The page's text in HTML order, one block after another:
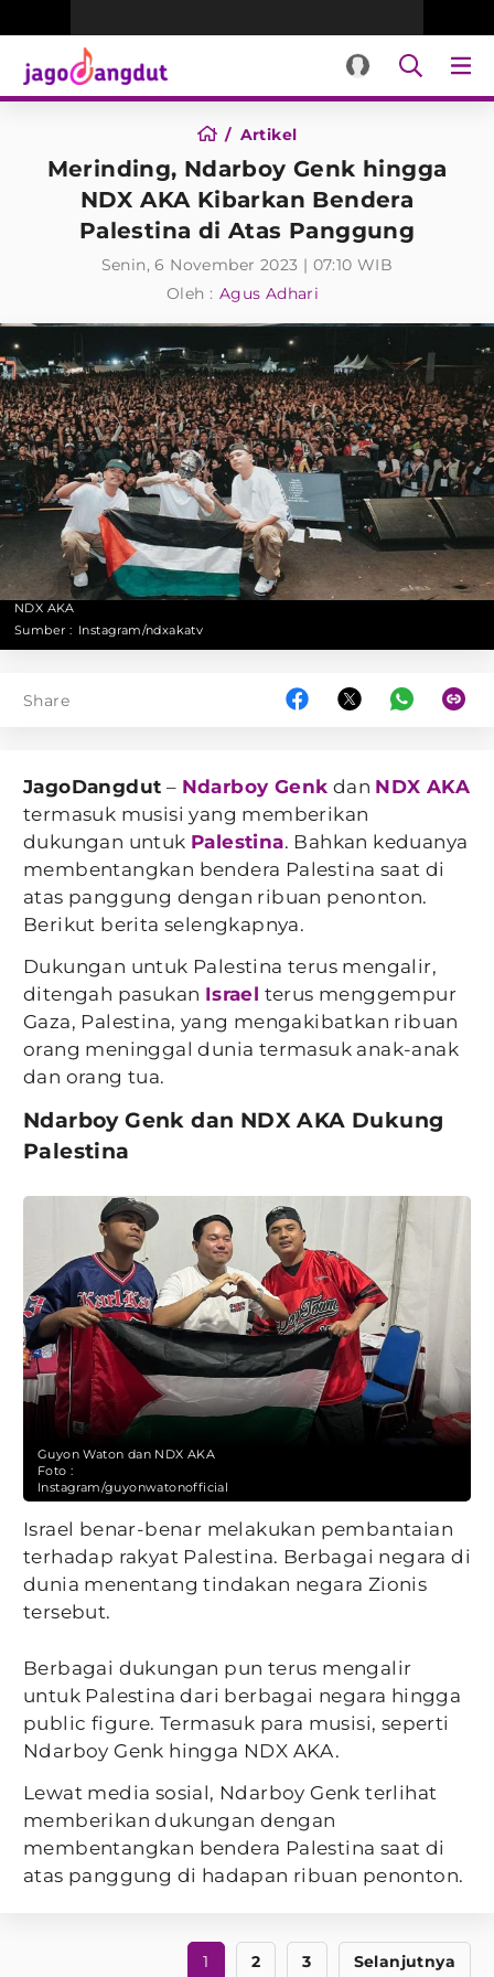
Artikel
Merinding, Ndarboy Genk hingga
NDX AKA Kibarkan Bendera
Palestina di Atas Panggung
Senin, 6 November 2023 | 07:10 WIB
Oleh : Agus Adhari
NDX AKA
Sumber : Instagram/ndxakatv
Share
JagoDangdut – Ndarboy Genk dan NDX AKA
termasuk musisi yang memberikan
dukungan untuk Palestina. Bahkan keduanya
membentangkan bendera Palestina saat di
atas panggung dengan ribuan penonton.
Berikut berita selengkapnya.
Dukungan untuk Palestina terus mengalir,
ditengah pasukan Israel terus menggempur
Gaza, Palestina, yang mengakibatkan ribuan
orang meninggal dunia termasuk anak-anak
dan orang tua.
Ndarboy Genk dan NDX AKA Dukung
Palestina
Guyon Waton dan NDX AKA
Foto :
Instagram/guyonwatonofficial
Israel benar-benar melakukan pembantaian
terhadap rakyat Palestina. Berbagai negara di
dunia menentang tindakan negara Zionis
tersebut.
Berbagai dukungan pun terus mengalir
untuk Palestina dari berbagai negara hingga
public figure. Termasuk para musisi, seperti
Ndarboy Genk hingga NDX AKA.
Lewat media sosial, Ndarboy Genk terlihat
memberikan dukungan dengan
membentangkan bendera Palestina saat di
atas panggung di hadapan ribuan penonton.
1 2 3 Selanjutnya